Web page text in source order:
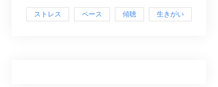
ストレス ペース 傾聴 生きがい